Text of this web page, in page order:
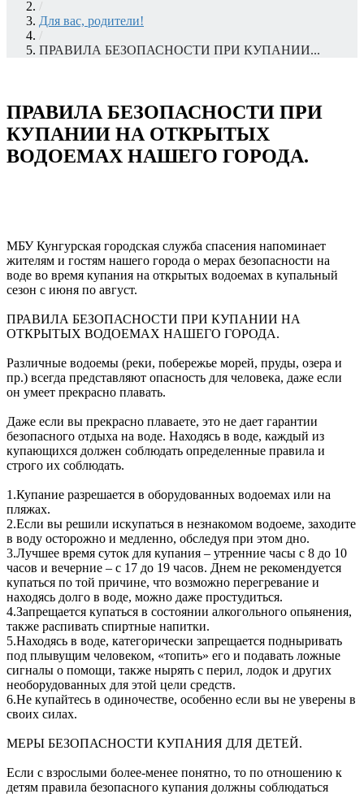
/
Для вас, родители!
/
ПРАВИЛА БЕЗОПАСНОСТИ ПРИ КУПАНИИ...
ПРАВИЛА БЕЗОПАСНОСТИ ПРИ
КУПАНИИ НА ОТКРЫТЫХ
ВОДОЕМАХ НАШЕГО ГОРОДА.
МБУ Кунгурская городская служба спасения напоминает
жителям и гостям нашего города о мерах безопасности на
воде во время купания на открытых водоемах в купальный
сезон с июня по август.
ПРАВИЛА БЕЗОПАСНОСТИ ПРИ КУПАНИИ НА
ОТКРЫТЫХ ВОДОЕМАХ НАШЕГО ГОРОДА.
Различные водоемы (реки, побережье морей, пруды, озера и
пр.) всегда представляют опасность для человека, даже если
он умеет прекрасно плавать.
Даже если вы прекрасно плаваете, это не дает гарантии
безопасного отдыха на воде. Находясь в воде, каждый из
купающихся должен соблюдать определенные правила и
строго их соблюдать.
1.Купание разрешается в оборудованных водоемах или на
пляжах.
2.Если вы решили искупаться в незнакомом водоеме, заходите
в воду осторожно и медленно, обследуя при этом дно.
3.Лучшее время суток для купания – утренние часы с 8 до 10
часов и вечерние – с 17 до 19 часов. Днем не рекомендуется
купаться по той причине, что возможно перегревание и
находясь долго в воде, можно даже простудиться.
4.Запрещается купаться в состоянии алкогольного опьянения,
также распивать спиртные напитки.
5.Находясь в воде, категорически запрещается подныривать
под плывущим человеком, «топить» его и подавать ложные
сигналы о помощи, также нырять с перил, лодок и других
необорудованных для этой цели средств.
6.Не купайтесь в одиночестве, особенно если вы не уверены в
своих силах.
МЕРЫ БЕЗОПАСНОСТИ КУПАНИЯ ДЛЯ ДЕТЕЙ.
Если с взрослыми более-менее понятно, то по отношению к
детям правила безопасного купания должны соблюдаться